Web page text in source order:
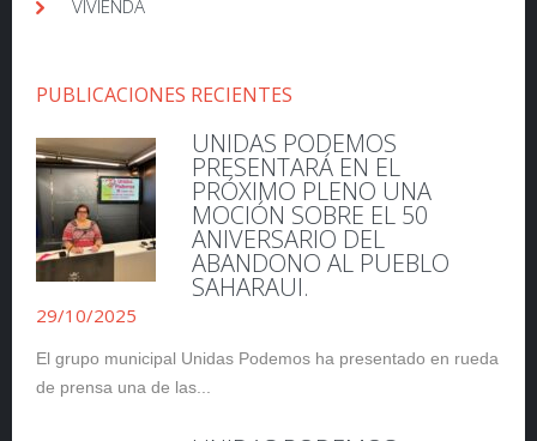
VIVIENDA
PUBLICACIONES RECIENTES
UNIDAS PODEMOS
PRESENTARÁ EN EL
PRÓXIMO PLENO UNA
MOCIÓN SOBRE EL 50
ANIVERSARIO DEL
ABANDONO AL PUEBLO
SAHARAUI.
29/10/2025
El grupo municipal Unidas Podemos ha presentado en rueda
de prensa una de las...